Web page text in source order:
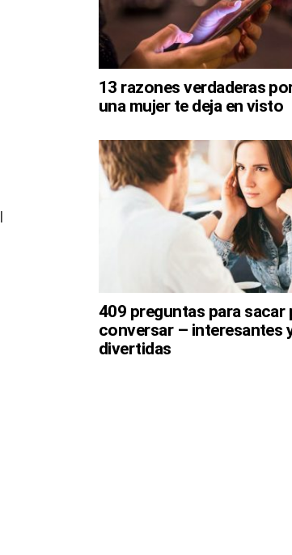
13 razones verdaderas
una mujer te deja en visto
409 preguntas para sacar
conversar – interesantes
divertidas